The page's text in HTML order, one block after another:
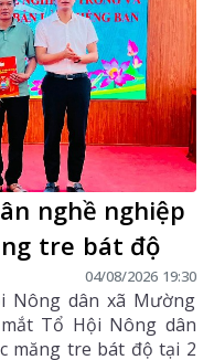
nghề nghiệp
tre bát độ
04/08/2026 19:30
Nông dân xã Mường
Tổ Hội Nông dân
măng tre bát độ tại 2